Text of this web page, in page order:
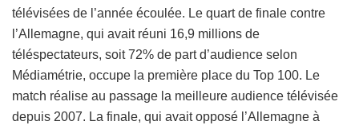
télévisées de l’année écoulée. Le quart de finale contre
l’Allemagne, qui avait réuni 16,9 millions de
téléspectateurs, soit 72% de part d’audience selon
Médiamétrie, occupe la première place du Top 100. Le
match réalise au passage la meilleure audience télévisée
depuis 2007. La finale, qui avait opposé l’Allemagne à